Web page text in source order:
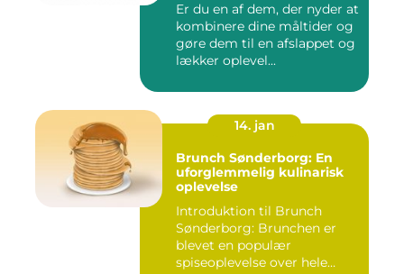
Er du en af dem, der nyder at
kombinere dine måltider og
gøre dem til en afslappet og
lækker oplevel...
14. jan
Brunch Sønderborg: En
uforglemmelig kulinarisk
oplevelse
Introduktion til Brunch
Sønderborg: Brunchen er
blevet en populær
spiseoplevelse over hele